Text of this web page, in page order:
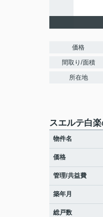
価格
間取り/面積
所在地
スエルテ白
物件名
価格
管理/共益費
築年月
総戸数